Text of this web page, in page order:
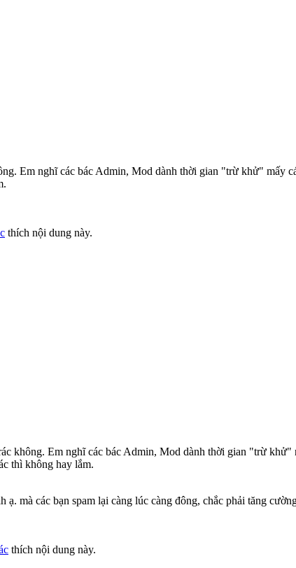
Em nghĩ các bác Admin, Mod dành thời gian "trừ khử" mấy
thích nội dung này.
không. Em nghĩ các bác Admin, Mod dành thời gian "trừ
thì không hay lắm.
mà các bạn spam lại càng lúc càng đông, chắc phải tăng
thích nội dung này.